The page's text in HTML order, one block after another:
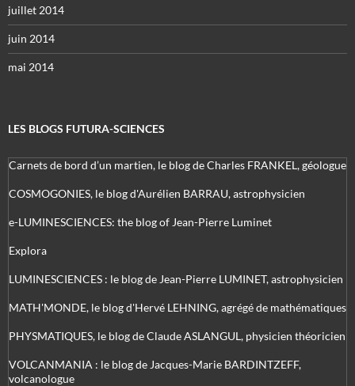
juillet 2014
juin 2014
mai 2014
LES BLOGS FUTURA-SCIENCES
Carnets de bord d’un martien, le blog de Charles FRANKEL, géologue
COSMOGONIES, le blog d'Aurélien BARRAU, astrophysicien
e-LUMINESCIENCES: the blog of Jean-Pierre Luminet
Explora
LUMINESCIENCES : le blog de Jean-Pierre LUMINET, astrophysicien
MATH'MONDE, le blog d'Hervé LEHNING, agrégé de mathématiques
PHYSMATIQUES, le blog de Claude ASLANGUL, physicien théoricien
VOLCANMANIA : le blog de Jacques-Marie BARDINTZEFF,
volcanologue